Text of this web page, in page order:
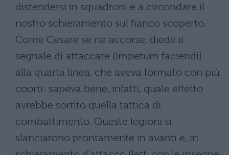
distendersi in squadroni e a circondare il
nostro schieramento sul fianco scoperto.
Come Cesare se ne accorse, diede il
segnale di attaccare (impetum faciendi)
alla quarta linea, che aveva formato con più
coorti: sapeva bene, infatti, quale effetto
avrebbe sortito quella tattica di
combattimento. Queste legioni si
slanciarono prontamente in avanti e, in